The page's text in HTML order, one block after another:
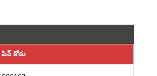
పిన్ కోడు